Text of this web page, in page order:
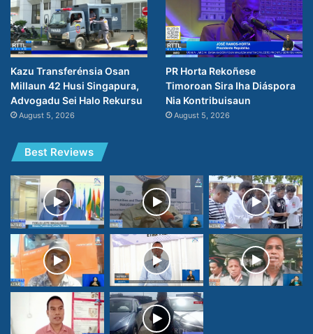
Kazu Transferénsia Osan
Millaun 42 Husi Singapura,
Advogadu Sei Halo Rekursu
August 5, 2026
PR Horta Rekoñese
Timoroan Sira Iha Diáspora
Nia Kontribuisaun
August 5, 2026
Best Reviews